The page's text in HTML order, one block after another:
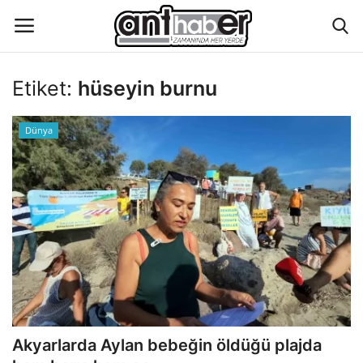
Eğitim
Aktüel Magazin
Hakkımızda
İletişim
Asayiş
Çevre
Etiket: hüseyin burnu
Dünya
Akyarlarda Aylan bebeğin öldüğü plajda